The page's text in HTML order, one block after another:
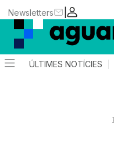
|
Newsletters
ÚLTIMES NOTÍCIES